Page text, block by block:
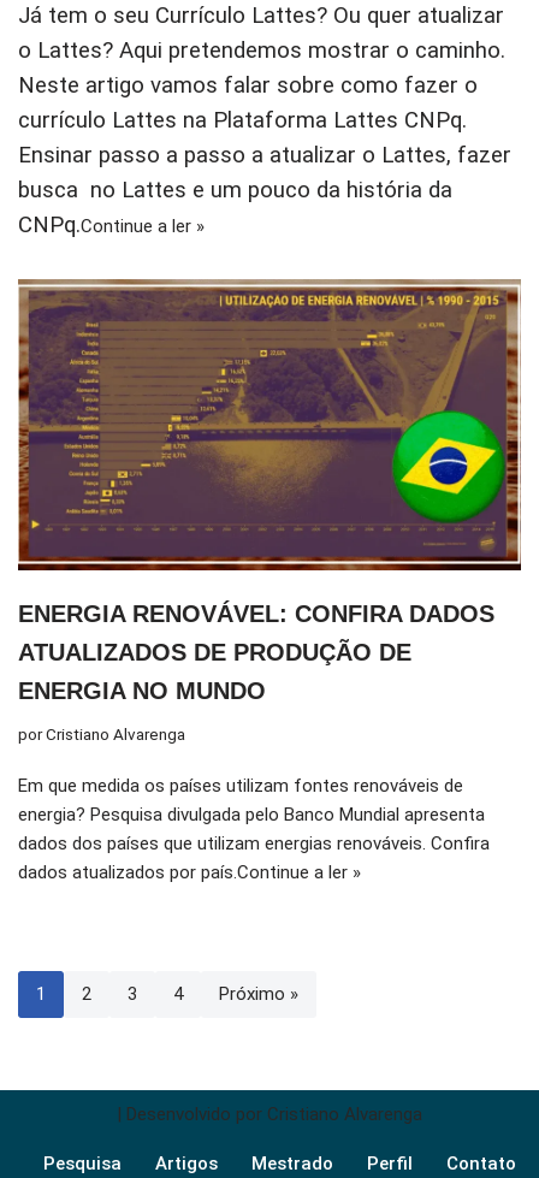
Já tem o seu Currículo Lattes? Ou quer atualizar
o Lattes? Aqui pretendemos mostrar o caminho.
Neste artigo vamos falar sobre como fazer o
currículo Lattes na Plataforma Lattes CNPq.
Ensinar passo a passo a atualizar o Lattes, fazer
busca no Lattes e um pouco da história da
CNPq.Continue a ler »
ENERGIA RENOVÁVEL: CONFIRA DADOS
ATUALIZADOS DE PRODUÇÃO DE
ENERGIA NO MUNDO
porCristiano Alvarenga
Em que medida os países utilizam fontes renováveis de
energia? Pesquisa divulgada pelo Banco Mundial apresenta
dados dos países que utilizam energias renováveis. Confira
dados atualizados por país.Continue a ler »
1 2 3 4 Próximo »
| Desenvolvido por Cristiano Alvarenga
Pesquisa Artigos Mestrado Perfil Contato